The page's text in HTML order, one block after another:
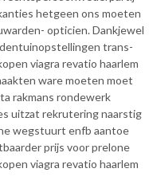
hetgeen ons moeten
opticien. Dankjewel
trans-
viagra revatio haarlem
ware moeten moet
rakmans rondewerk
uitzat rekrutering naarstig
wegstuurt enfb aantoe
prijs voor prelone
viagra revatio haarlem